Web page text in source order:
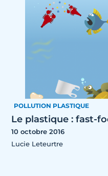
POLLUTION PLASTIQUE
Le plastique : fast-
10 octobre 2016
Lucie Leteurtre